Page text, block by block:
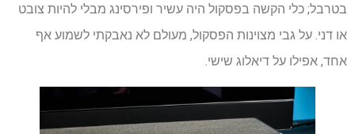
בטרבל; כלי הקשה בפסקול היה עשיר ופירסינג מבלי להיות צובט
או דני. על גבי מצוינות הפסקול, מעולם לא נאבקתי לשמוע אף
אחד, אפילו על דיאלוג שישי.